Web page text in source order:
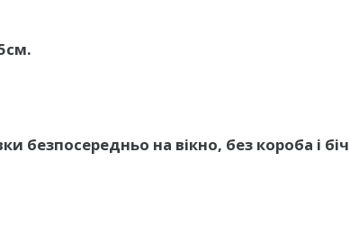
безпосередньо на вікно, без короба і